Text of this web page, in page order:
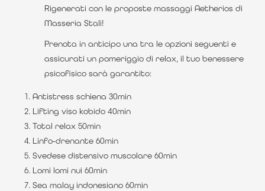
Rigenerati con le proposte massaggi Aetherios di
Masseria Stali!
Prenota in anticipo una tra le opzioni seguenti e
assicurati un pomeriggio di relax, il tuo benessere
psicofisico sarà garantito:
Antistress schiena 30min
Lifting viso kobido 40min
Total relax 50min
Linfo-drenante 60min
Svedese distensivo muscolare 60min
Lomi lomi nui 60min
Sea malay indonesiano 60min